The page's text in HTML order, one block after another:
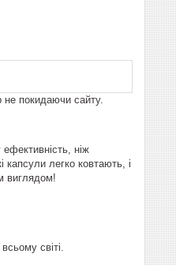
не покидаючи сайту.
ніж
легко ковтають, і
виглядом!
світі.